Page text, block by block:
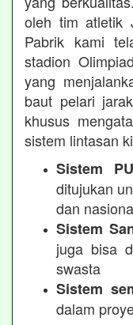
oleh tim atletik
Pabrik kami
stadion
yang
baut pelari
khusus
sistem lintasan
Sistem
ditujukan
dan
Sistem
juga bisa
swasta
Sistem
dalam